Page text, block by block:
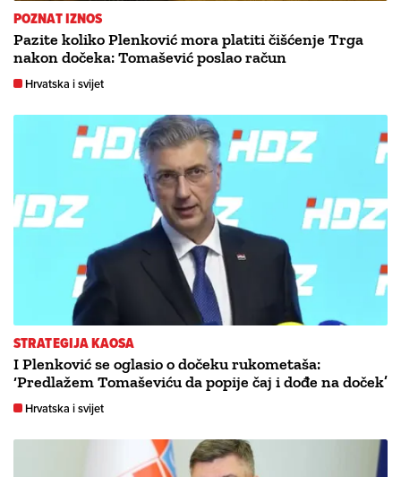
POZNAT IZNOS
Pazite koliko Plenković mora platiti čišćenje Trga
nakon dočeka: Tomašević poslao račun
Hrvatska i svijet
STRATEGIJA KAOSA
I Plenković se oglasio o dočeku rukometaša:
‘Predlažem Tomaševiću da popije čaj i dođe na doček’
Hrvatska i svijet